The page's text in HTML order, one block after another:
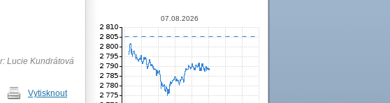
Lucie Kundrátová
Vytisknout
07.08.2026